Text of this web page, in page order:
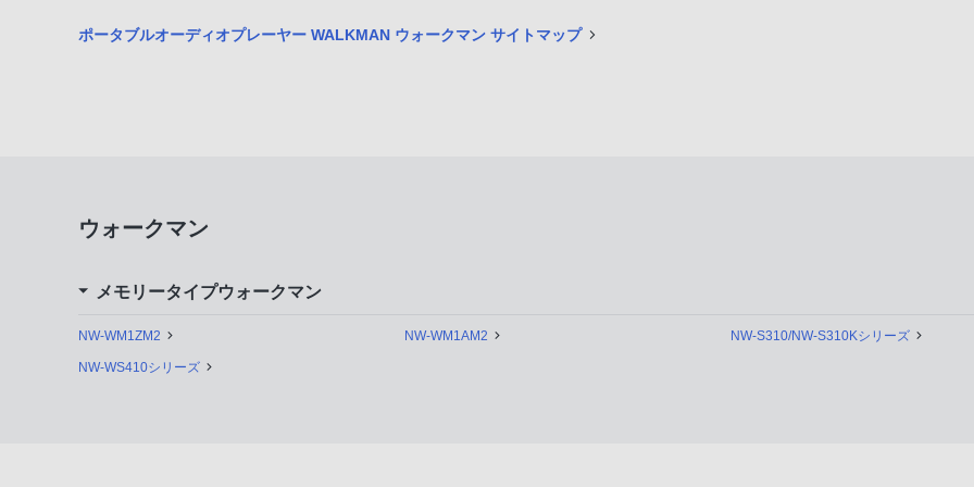
ポータブルオーディオプレーヤー WALKMAN ウォークマン サイトマップ
ウォークマン
メモリータイプウォークマン
NW-WM1ZM2 NW-WM1AM2 NW-S310/NW-S310Kシリーズ
NW-WS410シリーズ